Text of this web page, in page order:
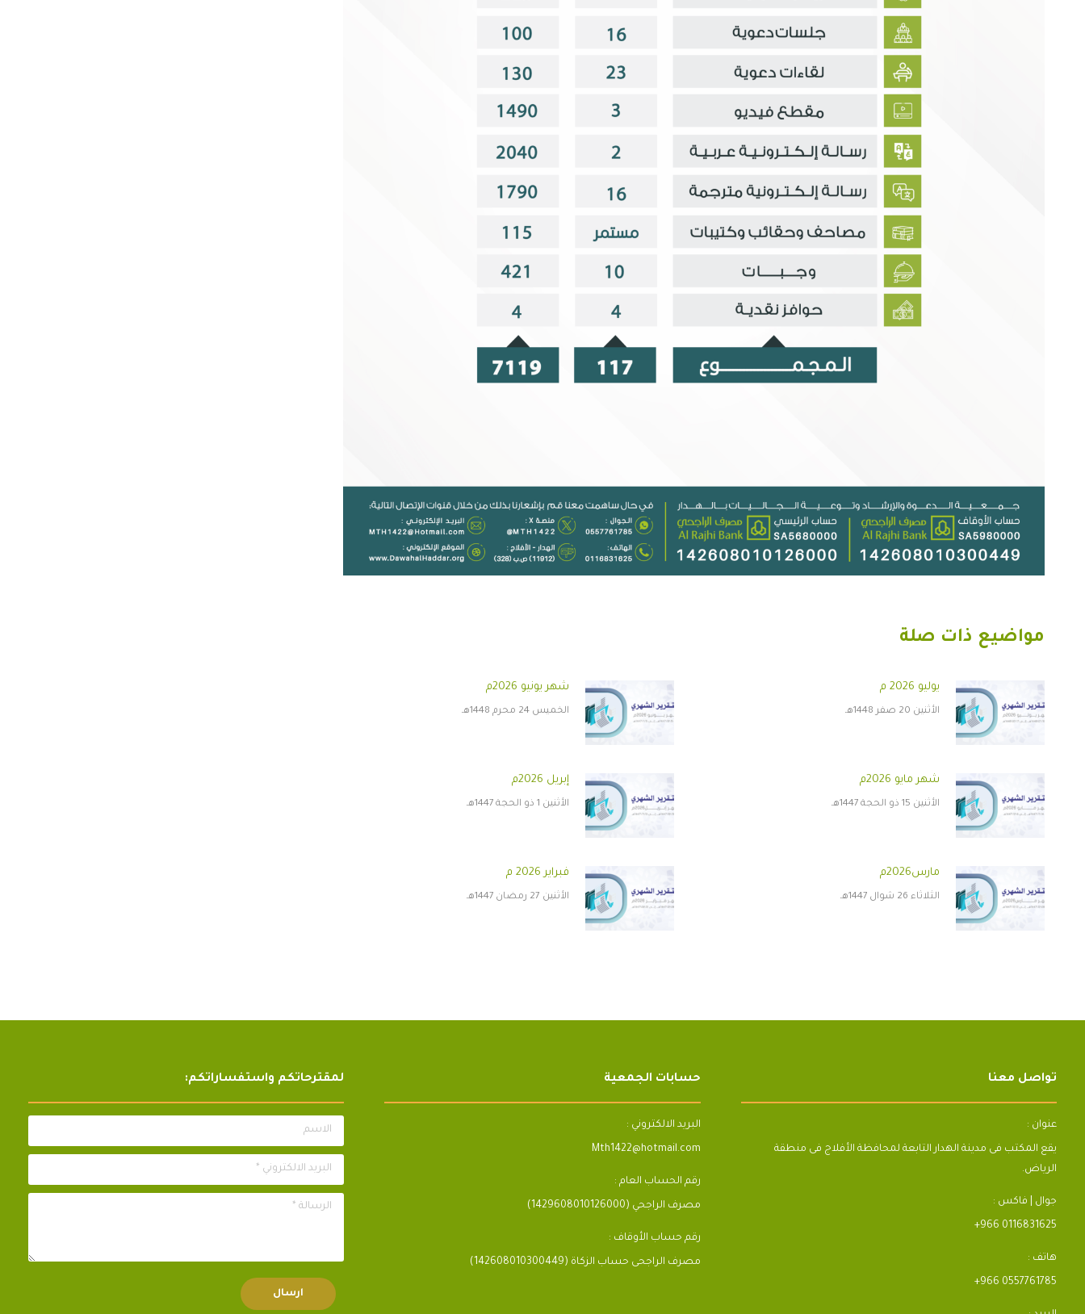
مواضيع ذات صلة
يوليو 2026 م
الأثنين 20 صفر 1448هـ
شهر يونيو 2026م
الخميس 24 محرم 1448هـ
شهر مايو 2026م
الأثنين 15 ذو الحجة 1447هـ
إبريل 2026م
الأثنين 1 ذو الحجة 1447هـ
مارس2026م
الثلاثاء 26 شوال 1447هـ
فبراير 2026 م
الأثنين 27 رمضان 1447هـ
تواصل معنا
عنوان :
يقع المكتب فى مدينة الهدار التابعة لمحافظة الأفلاج فى منطقة
الرياض.
جوال | فاكس :
+966 0116831625
هاتف :
+966 0557761785
حسابات الجمعية
البريد الالكتروني :
Mth1422@hotmail.com
رقم الحساب العام :
مصرف الراجحي (1429608010126000)
رقم حساب الأوقاف :
مصرف الراجحى حساب الزكاة (142608010300449)
لمقترحاتكم واستفساراتكم:
الاسم
البريد الالكتروني *
الرسالة *